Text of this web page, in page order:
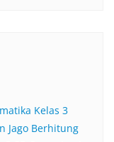
Kelas 3
Jago Berhitung